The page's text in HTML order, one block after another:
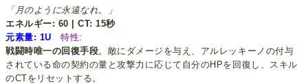
「月のように永遠なれ。」
エネルギー: 60 | CT: 15秒
元素量: 1U
特性:
戦闘時唯一の回復手段。敵にダメージを与え、アルレッキーノの付与
されている命の契約の量と攻撃力に応じて自分のHPを回復し、スキル
のCTをリセットする。